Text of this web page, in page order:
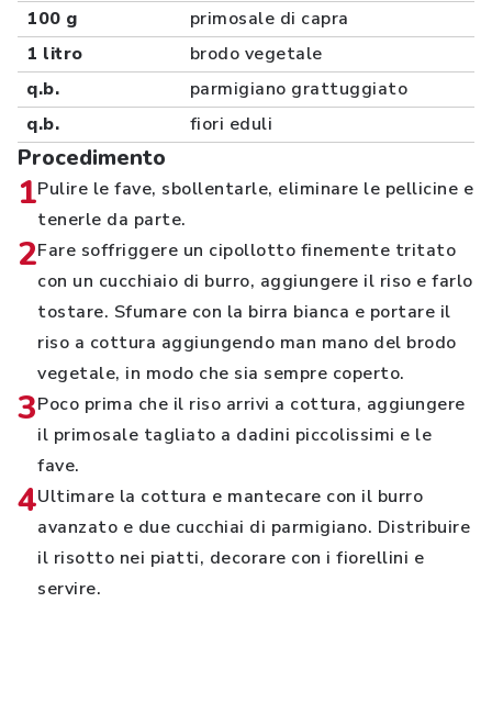
100 g
primosale di capra
1 litro
brodo vegetale
q.b.
parmigiano grattuggiato
q.b.
fiori eduli
Procedimento
1Pulire le fave, sbollentarle, eliminare le pellicine e
tenerle da parte.
2Fare soffriggere un cipollotto finemente tritato
con un cucchiaio di burro, aggiungere il riso e farlo
tostare. Sfumare con la birra bianca e portare il
riso a cottura aggiungendo man mano del brodo
vegetale, in modo che sia sempre coperto.
3Poco prima che il riso arrivi a cottura, aggiungere
il primosale tagliato a dadini piccolissimi e le
fave.
4Ultimare la cottura e mantecare con il burro
avanzato e due cucchiai di parmigiano. Distribuire
il risotto nei piatti, decorare con i fiorellini e
servire.